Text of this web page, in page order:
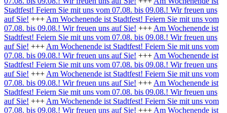
Stadtfest! Feiern Sie mit uns vom 07.08. bis 09.08.! Wir freuen uns
auf Sie! +++ Am Wochenende ist Stadtfest! Feiern Sie mit uns vom
07.08. bis 09.08.! Wir freuen uns auf Sie! +++ Am Wochenende ist
Stadtfest! Feiern Sie mit uns vom 07.08. bis 09.08.! Wir freuen uns
auf Sie! +++ Am Wochenende ist Stadtfest! Feiern Sie mit uns vom
07.08. bis 09.08.! Wir freuen uns auf Sie! +++ Am Wochenende ist
Stadtfest! Feiern Sie mit uns vom 07.08. bis 09.08.! Wir freuen uns
auf Sie! +++ Am Wochenende ist Stadtfest! Feiern Sie mit uns vom
07.08. bis 09.08.! Wir freuen uns auf Sie! +++ Am Wochenende ist
Stadtfest! Feiern Sie mit uns vom 07.08. bis 09.08.! Wir freuen uns
auf Sie! +++ Am Wochenende ist Stadtfest! Feiern Sie mit uns vom
07.08. bis 09.08.! Wir freuen uns auf Sie! +++ Am Wochenende ist